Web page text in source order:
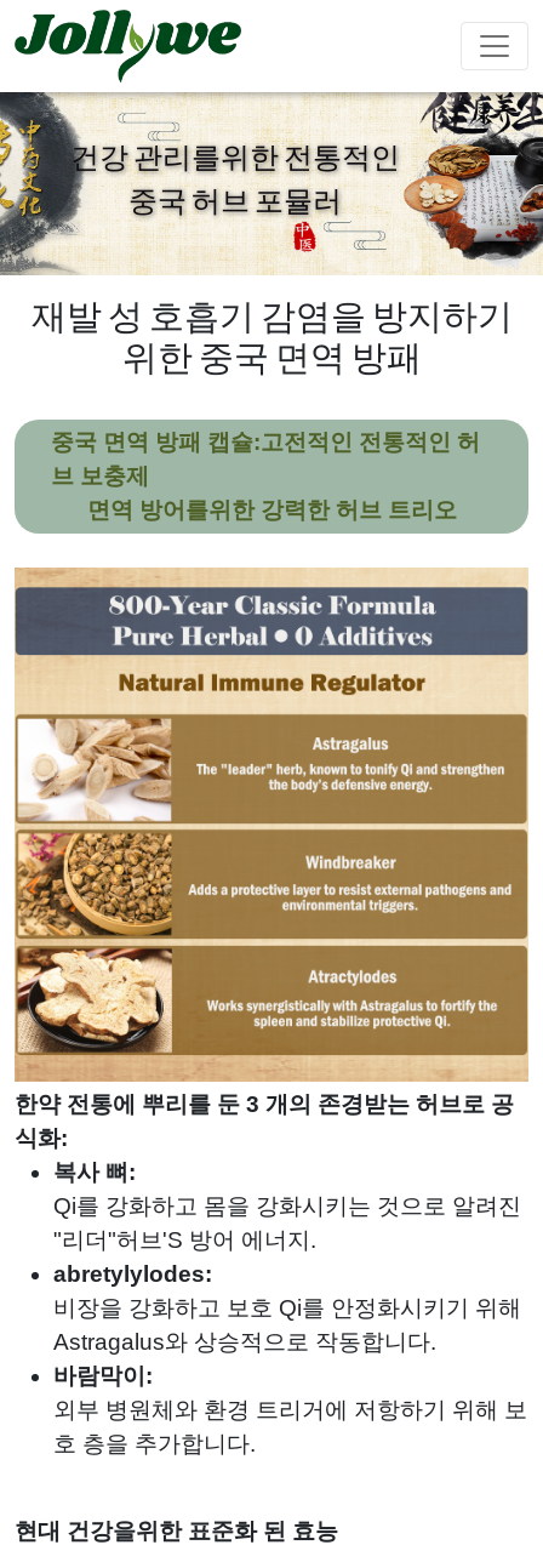
변비약 체중감량
뷰티다이어
트
면역강화 남성강화
심혈관질환
예방
수면제
성장 다이
어트
Ejiao 케이
크
알약 캡슐 가루음료
티백 젤리캔디
건강 관리를위한 전통적인
중국 허브 포뮬러
재발 성 호흡기 감염을 방지하기
위한 중국 면역 방패
중국 면역 방패 캡슐:고전적인 전통적인 허
브 보충제
면역 방어를위한 강력한 허브 트리오
한약 전통에 뿌리를 둔 3 개의 존경받는 허브로 공
식화:
복사 뼈:
Qi를 강화하고 몸을 강화시키는 것으로 알려진
"리더"허브'S 방어 에너지.
abretylylodes:
비장을 강화하고 보호 Qi를 안정화시키기 위해
Astragalus와 상승적으로 작동합니다.
바람막이:
외부 병원체와 환경 트리거에 저항하기 위해 보
호 층을 추가합니다.
현대 건강을위한 표준화 된 효능